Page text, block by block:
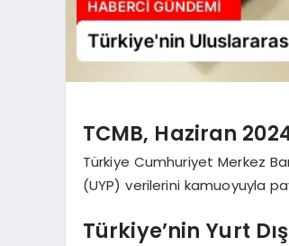
TCMB, Haziran
Türkiye Cumhuriyet Merkez
(UYP) verilerini kamuoyuyla
Türkiye’nin Yurt